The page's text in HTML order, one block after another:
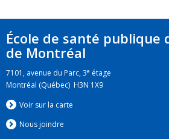
École de santé publique
de Montréal
7101, avenue du Parc, 3e étage
Montréal (Québec) H3N 1X9
Voir sur la carte
Nous joindre